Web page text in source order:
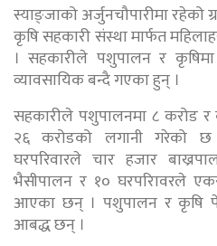
स्याङ्जाको अर्जुनचौपारीमा रहेको
कृषि सहकारी संस्था मार्फत
। सहकारीले पशुपालन र
व्यावसायिक बन्दै गएका हुन् ।
सहकारीले पशुपालनमा ८ करोड र
२६ करोडको लगानी गरेको
घरपरिवारले चार हजार
भैसीपालन र १० घरपरिावरले
आएका छन् । पशुपालन र कृषि
आबद्ध छन् ।